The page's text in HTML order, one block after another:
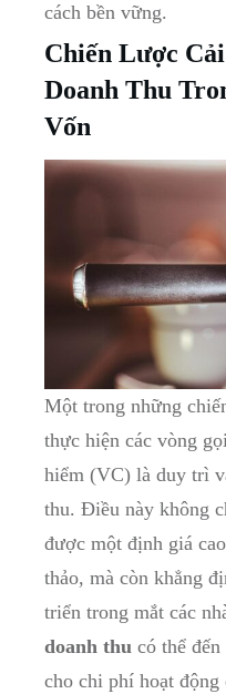
cách bền vững.
Chiến Lược
Doanh Thu
Vốn
Một trong những
thực hiện các vòng
hiểm (VC) là duy trì
thu. Điều này không
được một định giá
thảo, mà còn khẳng
triển trong mắt các
doanh thu có thể
cho chi phí hoạt